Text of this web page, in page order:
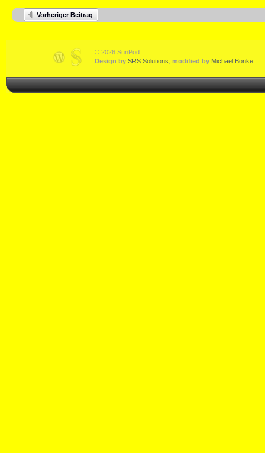
Vorheriger Beitrag
© 2026 SunPod
Design by SRS Solutions modified by Michael Bonke